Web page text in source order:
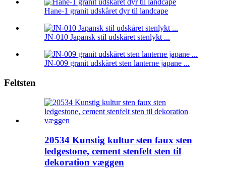
Hane-1 granit udskåret dyr til landcape
JN-010 Japansk stil udskåret stenlykt ...
JN-009 granit udskåret sten lanterne japane ...
Feltsten
20534 Kunstig kultur sten faux sten
ledgestone, cement stenfelt sten til
dekoration væggen